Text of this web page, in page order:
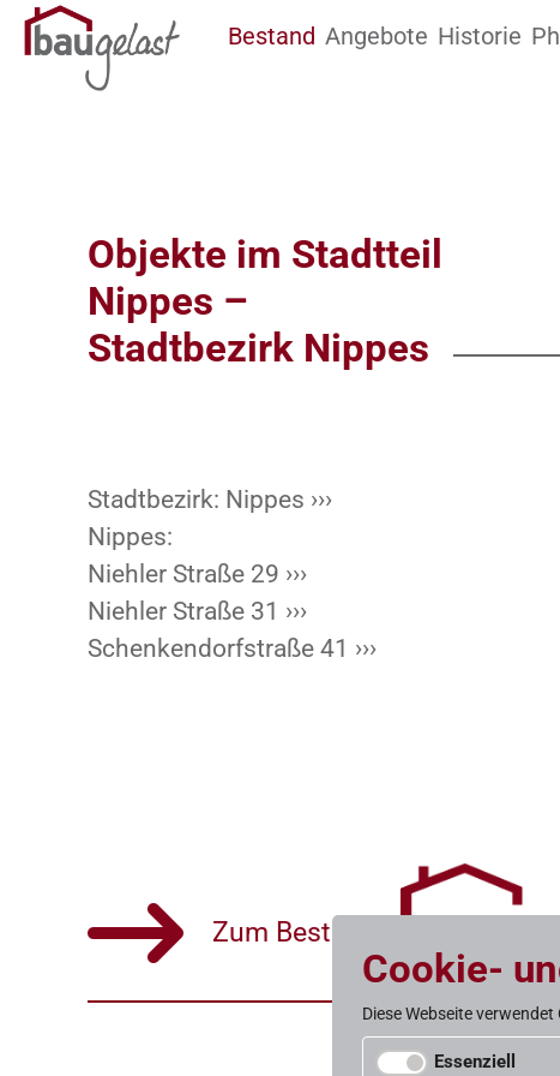
Bestand Angebote Historie
Objekte im Stadtteil
Nippes –
Stadtbezirk Nippes
Stadtbezirk: Nippes ›››
Nippes:
Niehler Straße 29 ›››
Niehler Straße 31 ›››
Schenkendorfstraße 41 ›››
Zum Bestand
Cookie-
Diese Webseite
Essenziell